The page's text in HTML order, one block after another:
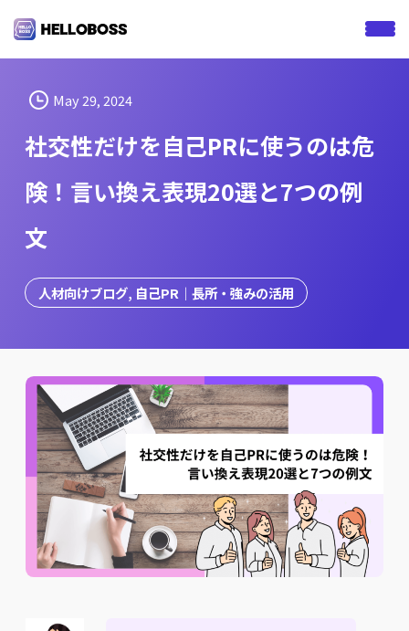
i
May 29, 2024
社交性だけを自己PRに使うのは危
険！言い換え表現20選と7つの例
文
人材向けブログ, 自己PR｜長所・強みの活用